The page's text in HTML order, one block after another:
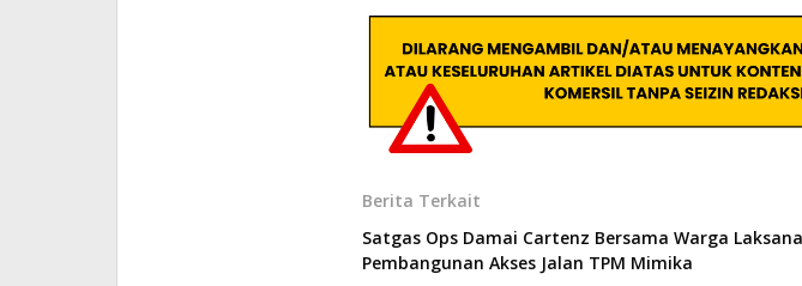
Berita Terkait
Satgas Ops Damai Cartenz Bersama Warga
Pembangunan Akses Jalan TPM Mimika